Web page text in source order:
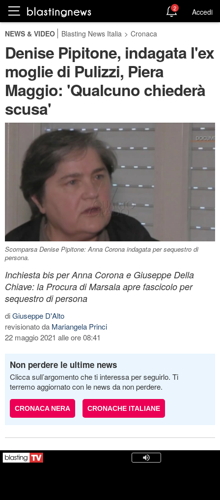
2 Accedi
NEWS & VIDEO Blasting News Italia > Cronaca
Denise Pipitone, indagata l'ex
moglie di Pulizzi, Piera
Maggio: 'Qualcuno chiederà
scusa'
Scomparsa Denise Pipitone: Anna Corona indagata per sequestro di
persona.
Inchiesta bis per Anna Corona e Giuseppe Della
Chiave: la Procura di Marsala apre fascicolo per
sequestro di persona
diGiuseppe D'Alto
revisionato da Mariangela Princi
22 maggio 2021 alle ore 08:41
Non perdere le ultime news
Clicca sull’argomento che ti interessa per seguirlo. Ti
terremo aggiornato con le news da non perdere.
CRONACA NERA CRONACHE ITALIANE